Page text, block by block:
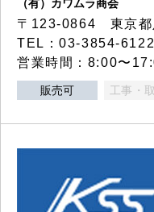
（有）カワムラ商会
〒123-0864 東京都
TEL：03-3854-
営業時間：8:00〜
販売可 工事・